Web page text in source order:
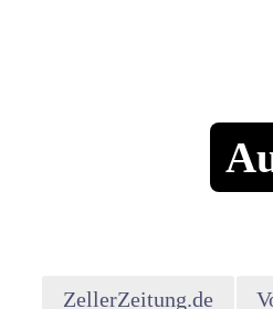
ZellerZeitung.de